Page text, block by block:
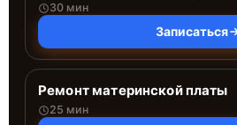
30 мин
Записаться
Ремонт материнской платы
25 мин